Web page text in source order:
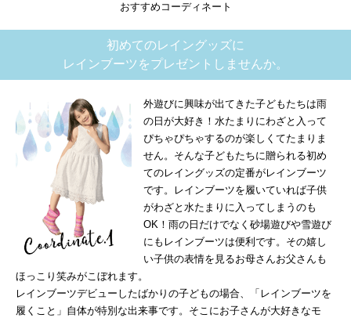
おすすめコーディネート
初めてのレイングッズに
レインブーツをプレゼントしませんか。
外遊びに興味が出てきた子どもたちは雨
の日が大好き！水たまりにわざと入って
ぴちゃぴちゃするのが楽しくてたまりま
せん。そんな子どもたちに贈られる初め
てのレイングッズの定番がレインブーツ
です。レインブーツを履いていれば子供
がわざと水たまりに入ってしまうのも
OK！雨の日だけでなく砂場遊びや雪遊び
にもレインブーツは便利です。その嬉し
い子供の表情を見るお母さんお父さんも
ほっこり笑みがこぼれます。
レインブーツデビューしたばかりの子どもの場合、「レインブーツを
履くこと」自体が特別な出来事です。そこにお子さんが大好きなモ